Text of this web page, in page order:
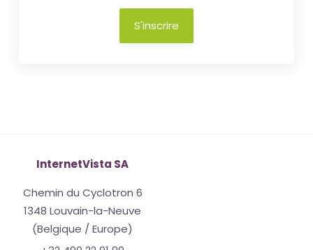
S'inscrire
InternetVista SA
Chemin du Cyclotron 6
1348 Louvain-la-Neuve
(Belgique / Europe)